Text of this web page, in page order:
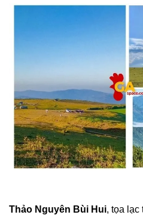
Thảo Nguyên Bùi Hui, tọa lạc